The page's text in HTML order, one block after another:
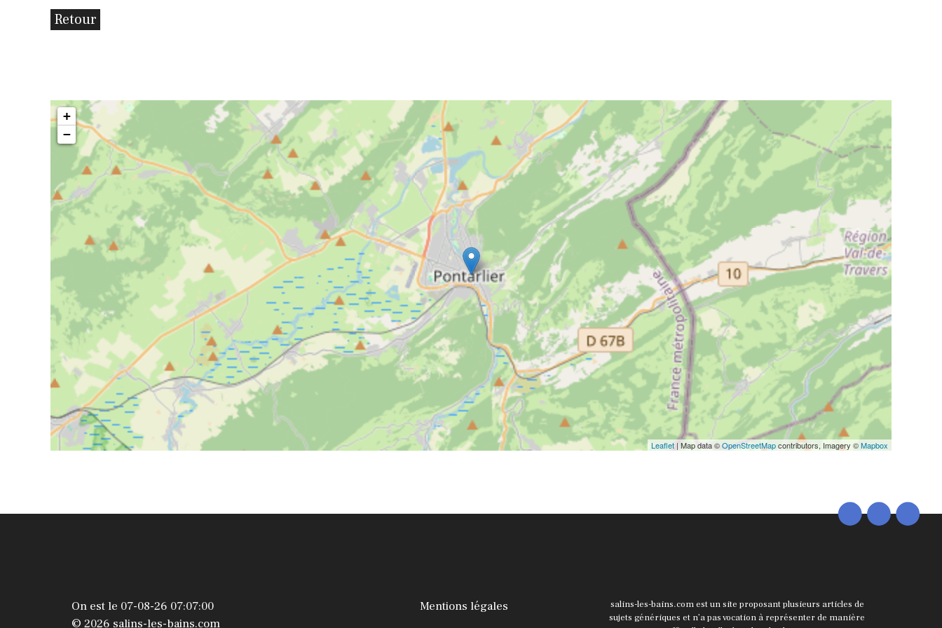
Retour
+
−
Leaflet | Map data ©OpenStreetMapcontributors, Imagery ©Mapbox
On est le 07-08-26 07:07:00
© 2026 salins-les-bains.com
Mentions légales
salins-les-bains.com est un site proposant plusieurs articles de
sujets génériques et n’a pas vocation à représenter de manière